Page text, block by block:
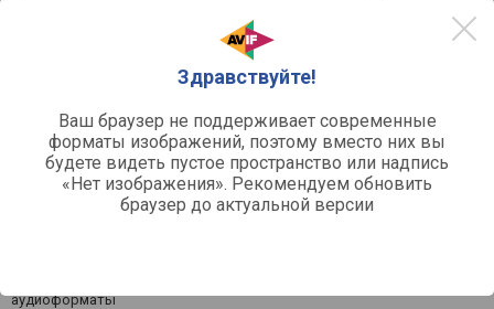
Здравствуйте!
Ваш браузер не поддерживает современные
форматы изображений, поэтому вместо них вы
будете видеть пустое пространство или надпись
«Нет изображения». Рекомендуем обновить
браузер до актуальной версии
Другое
Назначение домашний
аудиоформаты